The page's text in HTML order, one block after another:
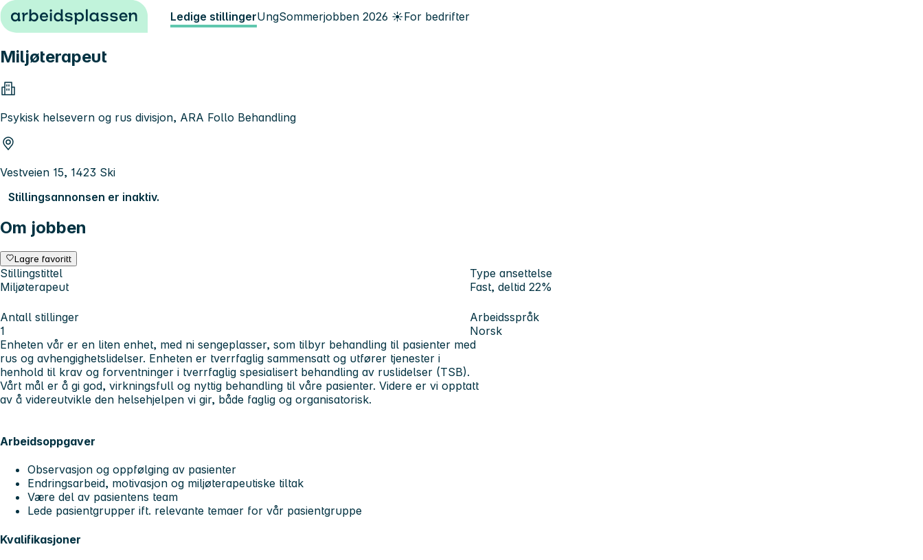
Hopp til innhold Ledige stillingerUngSommerjobben 2026 ☀️For bedrifter
Miljøterapeut
Psykisk helsevern og rus divisjon, ARA Follo Behandling
Vestveien 15, 1423 Ski
Stillingsannonsen er inaktiv.
Om jobben
Lagre favoritt
Stillingstittel
Miljøterapeut
Type ansettelse
Fast, deltid 22%
Antall stillinger
1
Arbeidsspråk
Norsk
Enheten vår er en liten enhet, med ni sengeplasser, som tilbyr behandling til pasienter med
rus og avhengighetslidelser. Enheten er tverrfaglig sammensatt og utfører tjenester i
henhold til krav og forventninger i tverrfaglig spesialisert behandling av ruslidelser (TSB).
Vårt mål er å gi god, virkningsfull og nyttig behandling til våre pasienter. Videre er vi opptatt
av å videreutvikle den helsehjelpen vi gir, både faglig og organisatorisk.
Arbeidsoppgaver
Observasjon og oppfølging av pasienter
Endringsarbeid, motivasjon og miljøterapeutiske tiltak
Være del av pasientens team
Lede pasientgrupper ift. relevante temaer for vår pasientgruppe
Kvalifikasjoner